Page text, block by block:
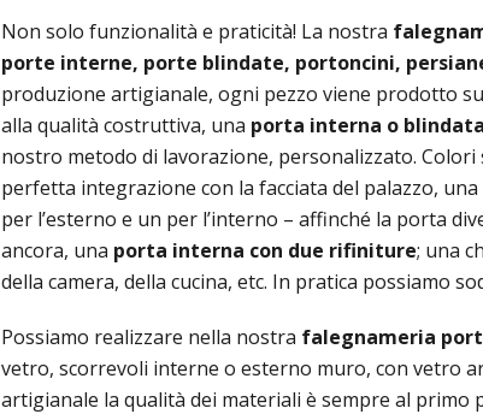
Non solo funzionalità e praticità! La nostra
porte interne, porte blindate, portoncini,
produzione artigianale, ogni pezzo viene prodotto
alla qualità costruttiva, una porta interna o
nostro metodo di lavorazione, personalizzato. Colori
perfetta integrazione con la facciata del palazzo, una
per l’esterno e un per l’interno – affinché la porta
ancora, una porta interna con due rifiniture; una
della camera, della cucina, etc. In pratica possiamo
Possiamo realizzare nella nostra falegnameria
vetro, scorrevoli interne o esterno muro, con vetro
artigianale la qualità dei materiali è sempre al primo